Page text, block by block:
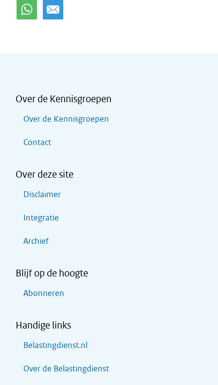
Over de Kennisgroepen
Over de Kennisgroepen
Contact
Over deze site
Disclaimer
Integratie
Archief
Blijf op de hoogte
Abonneren
Handige links
Belastingdienst.nl
Over de Belastingdienst